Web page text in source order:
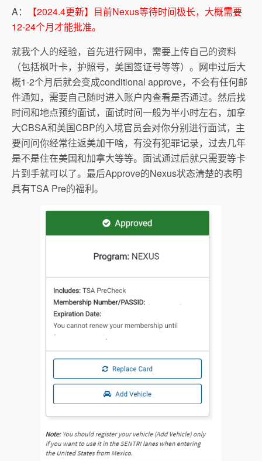
A：
【2024.4更新】目前Nexus等待时间极长，大概需要
12-24个月才能批准。
就我个人的经验，首先进行网申，需要上传自己的资料
（包括枫叶卡，护照号，美国签证号等等）。网申过后大
概1-2个月后就会变成conditional approve，不会有任何邮
件通知，需要自己随时进入账户内查看是否通过。然后找
时间和地点预约面试，面试时间一般为半小时左右，加拿
大CBSA和美国CBP的入境官员会对你分别进行面试，主
要问问你经常往返美加干啥，有没有犯罪记录，过去几年
是不是住在美国和加拿大等等。面试通过后就只需要等卡
片到手就可以了。最后Approve的Nexus状态清楚的表明
具有TSA Pre的福利。